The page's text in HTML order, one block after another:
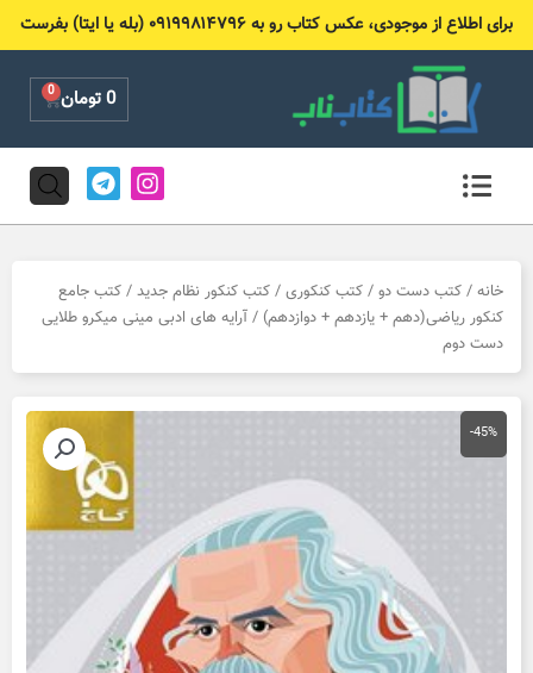
برای اطلاع از موجودی، عکس کتاب رو به ۰۹۱۹۹۸۱۴۷۹۶ (بله یا ایتا) بفرست
0تومان 0
Cart
I
n
s
g
r
m
T
e
l
r
a
خانه / کتب دست دو / کتب کنکوری / کتب کنکور نظام جدید / کتب جامع
کنکور ریاضی(دهم + یازدهم + دوازدهم) / آرایه های ادبی مینی میکرو طلایی
دست دوم
-45%